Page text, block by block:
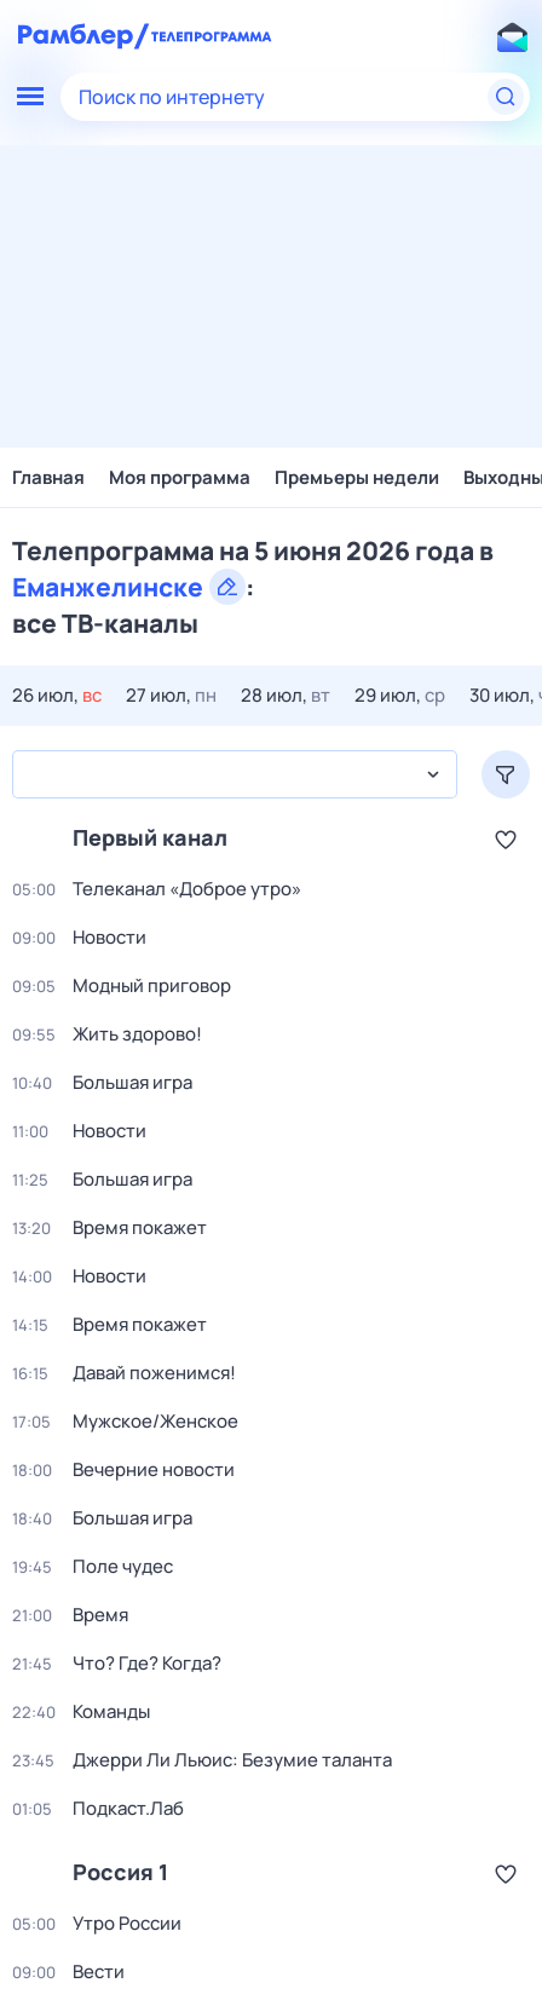
Поиск по интернету
Главная Моя программа Премьеры недели
Телепрограмма на 5 июня 2026 года в
Еманжелинске
:
все ТВ-каналы
26 июл, вс 27 июл, пн 28 июл, вт 29 июл,ср 30 июл,
Первый канал
05:00 Телеканал «Доброе утро»
09:00 Новости
09:05 Модный приговор
09:55 Жить здорово!
10:40 Большая игра
11:00 Новости
11:25 Большая игра
13:20 Время покажет
14:00 Новости
14:15 Время покажет
16:15 Давай поженимся!
17:05 Мужское/Женское
18:00 Вечерние новости
18:40 Большая игра
19:45 Поле чудес
21:00 Время
21:45 Что? Где? Когда?
22:40 Команды
23:45 Джерри Ли Льюис: Безумие таланта
01:05 Подкаст.Лаб
Россия 1
05:00 Утро России
09:00 Вести